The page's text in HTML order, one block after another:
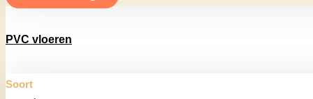
PVC vloeren
Soort